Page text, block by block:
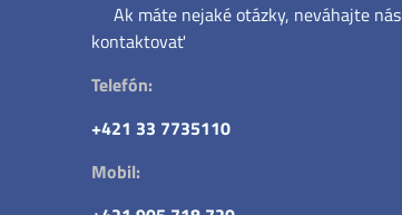
Ak máte nejaké otázky, neváhajte nás
kontaktovať
Telefón:
+421 33 7735110
Mobil: